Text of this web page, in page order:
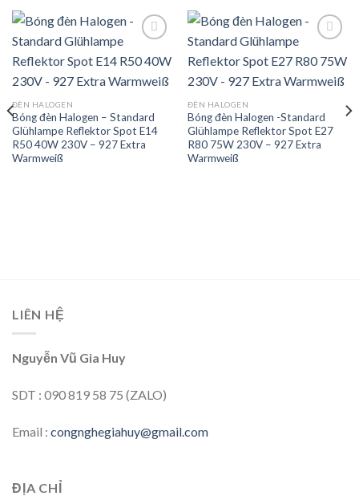
Add to
ĐÈN HALOGEN
Bóng đèn Halogen – Standard
Glühlampe Reflektor Spot E14
R50 40W 230V – 927 Extra
Warmweiß
Add to
ĐÈN HALOGEN
Bóng đèn Halogen -Standard
Glühlampe Reflektor Spot E27
R80 75W 230V – 927 Extra
Warmweiß
LIÊN HỆ
Nguyễn Vũ Gia Huy
SDT : 090 819 58 75 (ZALO)
Email : congnghegiahuy@gmail.com
ĐỊA CHỈ